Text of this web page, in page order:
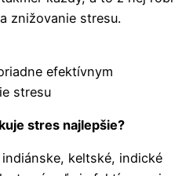
znižovanie stresu.
efektívnym
stresu
stres najlepšie?
keltské, indické